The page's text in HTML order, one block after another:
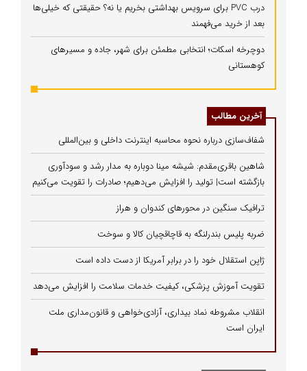
درب PVC برای سرویس بهداشتی بخریم یا نه؟ حقیقتی که خیلی‌ها
بعد از خرید می‌فهمند
دوچرخه اسکات؛ انتخابی مطمئن برای شهر، جاده و مسیرهای
کوهستانی
آخرین مطالب
شفاف‌سازی درباره نحوه محاسبه اینترنت داخلی و بین‌المللی
شاهین باقری‌مقدم: شیشه مینا دوباره به مدار رشد و سودآوری
بازگشته است| تولید را افزایش می‌دهیم؛ صادرات را تقویت می‌کنیم
ترافیک سنگین در محورهای کندوان و هراز
ضربه پلیس بندرلنگه به قاچاقچیان کالا و سوخت
ژاپن استقلال خود را در برابر آمریکا از دست داده است
تقویت آموزش پزشکی، کیفیت خدمات سلامت را افزایش می‌دهد
انقلاب مشروطه نماد بیداری، آزادی‌خواهی و قانون‌مداری ملت
ایران است